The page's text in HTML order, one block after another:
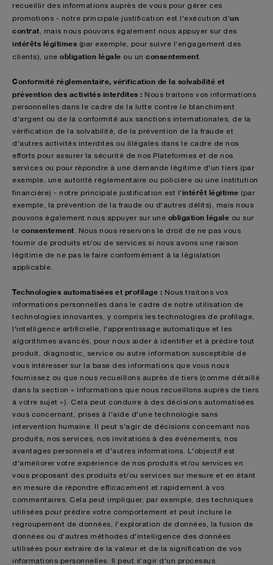
recueillir des informations auprès de vous pour gérer ces
promotions - notre principale justification est l'exécution d'un
contrat , mais nous pouvons également nous appuyer sur des
intérêts légitimes (par exemple, pour suivre l'engagement des
clients), une obligation légale ou un consentement
Conformité réglementaire, vérification de la solvabilité et
prévention des activités interdites : Nous traitons vos informations
personnelles dans le cadre de la lutte contre le blanchiment
d'argent ou de la conformité aux sanctions internationales, de la
vérification de la solvabilité, de la prévention de la fraude et
d'autres activités interdites ou illégales dans le cadre de nos
efforts pour assurer la sécurité de nos Plateformes et de nos
services ou pour répondre à une demande légitime d'un tiers (par
exemple, une autorité réglementaire ou policière ou une institution
financière) - notre principale justification est l'intérêt légitime (par
exemple, la prévention de la fraude ou d'autres délits), mais nous
pouvons également nous appuyer sur une obligation légale ou sur
le consentement . Nous nous réservons le droit de ne pas vous
fournir de produits et/ou de services si nous avons une raison
légitime de ne pas le faire conformément à la législation
applicable.
Technologies automatisées et profilage : Nous traitons vos
informations personnelles dans le cadre de notre utilisation de
technologies innovantes, y compris les technologies de profilage,
l'intelligence artificielle, l'apprentissage automatique et les
algorithmes avancés, pour nous aider à identifier et à prédire tout
produit, diagnostic, service ou autre information susceptible de
vous intéresser sur la base des informations que vous nous
fournissez ou que nous recueillons auprès de tiers (comme détaillé
dans la section « Informations que nous recueillons auprès de tiers
à votre sujet »). Cela peut conduire à des décisions automatisées
vous concernant, prises à l'aide d'une technologie sans
intervention humaine. Il peut s'agir de décisions concernant nos
produits, nos services, nos invitations à des événements, nos
avantages personnels et d'autres informations. L'objectif est
d'améliorer votre expérience de nos produits et/ou services en
vous proposant des produits et/ou services sur mesure et en étant
en mesure de répondre efficacement et rapidement à vos
commentaires. Cela peut impliquer, par exemple, des techniques
utilisées pour prédire votre comportement et peut inclure le
regroupement de données, l'exploration de données, la fusion de
données ou d'autres méthodes d'intelligence des données
utilisées pour extraire de la valeur et de la signification de vos
informations personnelles. Il peut s'agir d'un processus